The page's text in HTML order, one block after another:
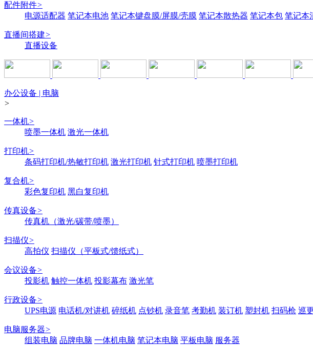
配件附件>
电源适配器 笔记本电池 笔记本键盘膜/屏膜/壳膜 笔记本散热器 笔记本包 笔记本
直播间搭建>
直播设备
办公设备 | 电脑
>
一体机>
喷墨一体机 激光一体机
打印机>
条码打印机/热敏打印机 激光打印机 针式打印机 喷墨打印机
复合机>
彩色复印机 黑白复印机
传真设备>
传真机（激光/碳带/喷墨）
扫描仪>
高拍仪 扫描仪（平板式/馈纸式）
会议设备>
投影机 触控一体机 投影幕布 激光笔
行政设备>
UPS电源 电话机/对讲机 碎纸机 点钞机 录音笔 考勤机 装订机 塑封机 扫码枪 巡
电脑服务器>
组装电脑 品牌电脑 一体机电脑 笔记本电脑 平板电脑 服务器